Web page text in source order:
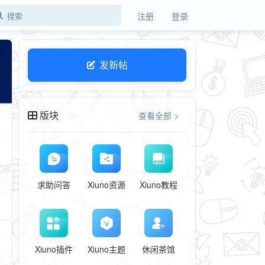
注册 登录
发新帖
版块 查看全部 >
求助问答 Xiuno资源 Xiuno教程
Xiuno插件 Xiuno主题 休闲茶馆